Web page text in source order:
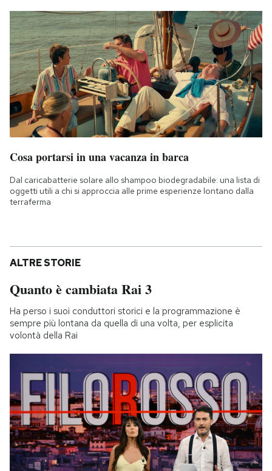
Cosa portarsi in una vacanza in barca
Dal caricabatterie solare allo shampoo biodegradabile: una lista di
oggetti utili a chi si approccia alle prime esperienze lontano dalla
terraferma
ALTRE STORIE
Quanto è cambiata Rai 3
Ha perso i suoi conduttori storici e la programmazione è
sempre più lontana da quella di una volta, per esplicita
volontà della Rai